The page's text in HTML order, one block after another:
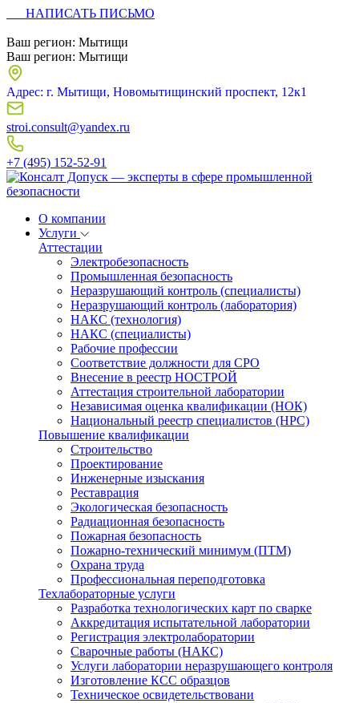
НАПИСАТЬ ПИСЬМО
Ваш регион: Мытищи
Ваш регион: Мытищи
Адрес: г. Мытищи, Новомытищинский проспект, 12к1
stroi.consult@yandex.ru
+7 (495) 152-52-91
О компании
Услуги
Аттестации
Электробезопасность
Промышленная безопасность
Неразрушающий контроль (специалисты)
Неразрушающий контроль (лаборатория)
НАКС (технология)
НАКС (специалисты)
Рабочие профессии
Соответствие должности для СРО
Внесение в реестр НОСТРОЙ
Аттестация строительной лаборатории
Независимая оценка квалификации (НОК)
Национальный реестр специалистов (НРС)
Повышение квалификации
Строительство
Проектирование
Инженерные изыскания
Реставрация
Экологическая безопасность
Радиационная безопасность
Пожарная безопасность
Пожарно-технический минимум (ПТМ)
Охрана труда
Профессиональная переподготовка
Техлабораторные услуги
Разработка технологических карт по сварке
Аккредитация испытательной лаборатории
Регистрация электролаборатории
Сварочные работы (НАКС)
Услуги лаборатории неразрушающего контроля
Изготовление КСС образцов
Техническое освидетельствовани